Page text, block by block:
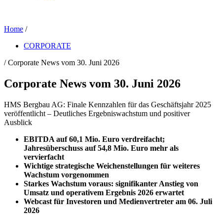
Home /
CORPORATE
/ Corporate News vom 30. Juni 2026
Corporate News vom 30. Juni 2026
HMS Bergbau AG: Finale Kennzahlen für das Geschäftsjahr 2025
veröffentlicht – Deutliches Ergebniswachstum und positiver
Ausblick
EBITDA auf 60,1 Mio. Euro verdreifacht;
Jahresüberschuss auf 54,8 Mio. Euro mehr als
vervierfacht
Wichtige strategische Weichenstellungen für weiteres
Wachstum vorgenommen
Starkes Wachstum voraus: signifikanter Anstieg von
Umsatz und operativem Ergebnis 2026 erwartet
Webcast für Investoren und Medienvertreter am 06. Juli
2026